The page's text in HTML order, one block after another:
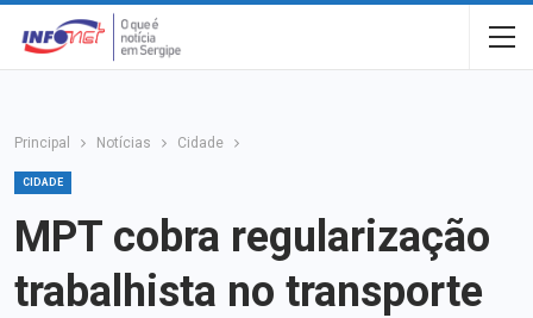
Principal Notícias Cidade
CIDADE
MPT cobra regularização
trabalhista no transporte